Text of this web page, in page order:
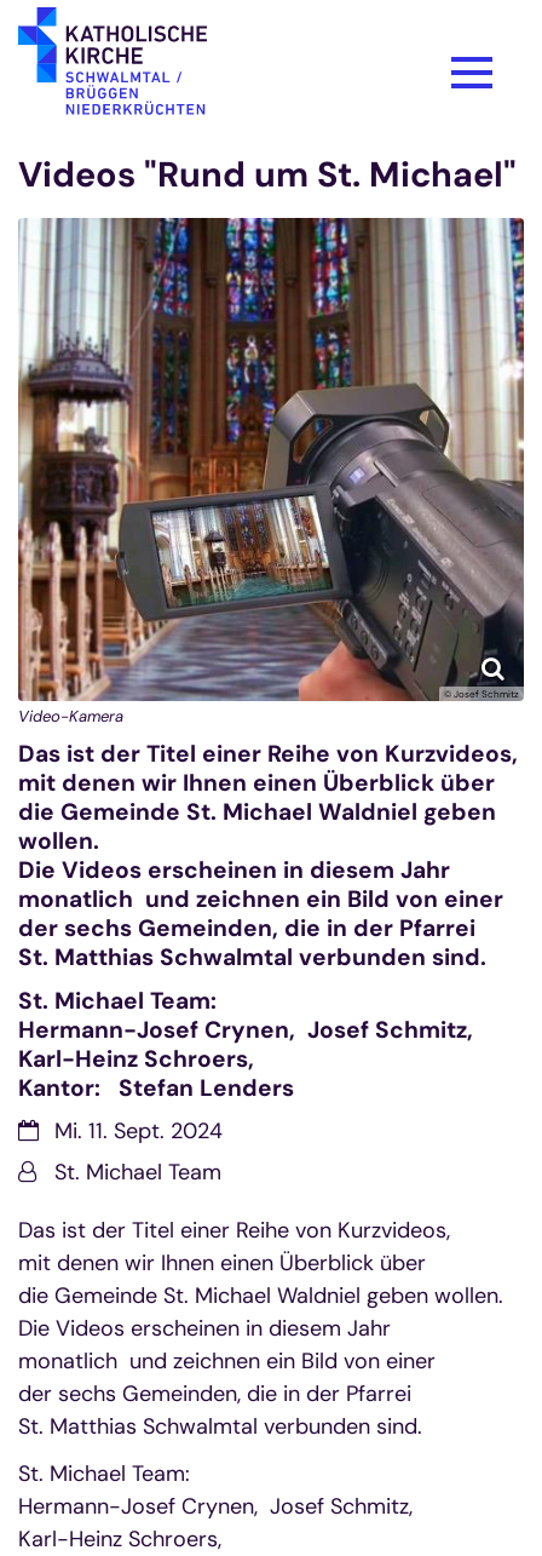
Zum Inhalt springen
Videos "Rund um St. Michael"
© Josef Schmitz
Video-Kamera
Das ist der Titel einer Reihe von Kurzvideos,
mit denen wir Ihnen einen Überblick über
die Gemeinde St. Michael Waldniel geben
wollen.
Die Videos erscheinen in diesem Jahr
monatlich und zeichnen ein Bild von einer
der sechs Gemeinden, die in der Pfarrei
St. Matthias Schwalmtal verbunden sind.
St. Michael Team:
Hermann-Josef Crynen, Josef Schmitz,
Karl-Heinz Schroers,
Kantor: Stefan Lenders
Datum:Mi. 11. Sept. 2024
Von:St. Michael Team
Das ist der Titel einer Reihe von Kurzvideos,
mit denen wir Ihnen einen Überblick über
die Gemeinde St. Michael Waldniel geben wollen.
Die Videos erscheinen in diesem Jahr
monatlich und zeichnen ein Bild von einer
der sechs Gemeinden, die in der Pfarrei
St. Matthias Schwalmtal verbunden sind.
St. Michael Team:
Hermann-Josef Crynen, Josef Schmitz,
Karl-Heinz Schroers,